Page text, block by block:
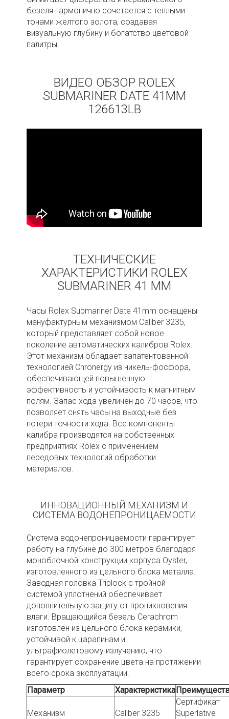
безеля гармонично сочетается с теплыми
тонами желтого золота, создавая
визуальную глубину и богатство цветовой
палитры.
ВИДЕО ОБЗОР ROLEX
SUBMARINER DATE 41ММ
126613LB
ТЕХНИЧЕСКИЕ
ХАРАКТЕРИСТИКИ ROLEX
SUBMARINER 41 MM
Часы Rolex Submariner Date 41mm оснащены
мануфактурным механизмом Caliber 3235,
который представляет собой новое
поколение автоматических калибров Rolex.
Этот механизм обладает запатентованной
технологией Chronergy из никель-фосфора,
обеспечивающей повышенную
эффективность и устойчивость к магнитным
полям. Запас хода увеличен до 70 часов, что
позволяет снять часы на выходные без
потери точности хода. Все компоненты
калибра производятся на собственных
предприятиях Rolex с применением
передовых технологий обработки
материалов.
ИННОВАЦИОННЫЙ МЕХАНИЗМ И
СИСТЕМА ВОДОНЕПРОНИЦАЕМОСТИ
Система водонепроницаемости гарантирует
работу на глубине до 300 метров благодаря
моноблочной конструкции корпуса Oyster,
изготовленного из цельного блока металла.
Заводная головка Triplock с тройной
системой уплотнений обеспечивает
дополнительную защиту от проникновения
влаги. Вращающийся безель Cerachrom
изготовлен из цельного блока керамики,
устойчивой к царапинам и
ультрафиолетовому излучению, что
гарантирует сохранение цвета на протяжении
всего срока эксплуатации.
Параметр
Характеристика
Механизм Caliber 3235
Сертификат
Superlative